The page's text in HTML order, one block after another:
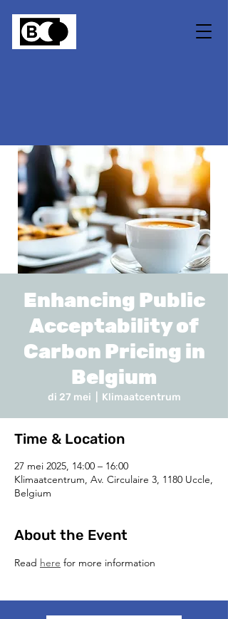
Enhancing Public
Acceptability of
Carbon Pricing in
Belgium
di 27 mei Klimaatcentrum
Time & Location
27 mei 2025, 14:00 – 16:00
Klimaatcentrum, Av. Circulaire 3, 1180 Uccle,
Belgium
About the Event
Read here for more information